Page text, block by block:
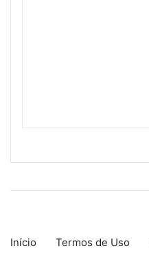
Início Termos de Uso